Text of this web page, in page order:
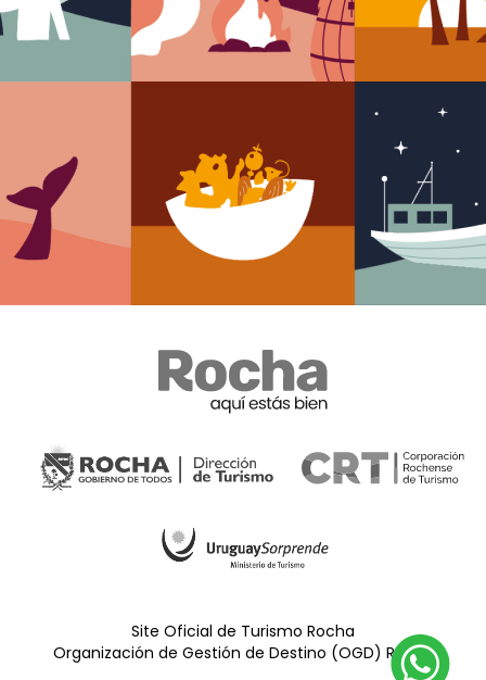
Site Oficial de Turismo Rocha
Organización de Gestión de Destino (OGD) Rocha